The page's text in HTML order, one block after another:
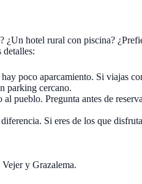
¿Un hotel rural con piscina?
detalles:
poco aparcamiento. Si viajas
parking cercano.
pueblo. Pregunta antes de
Si eres de los que
y Grazalema.